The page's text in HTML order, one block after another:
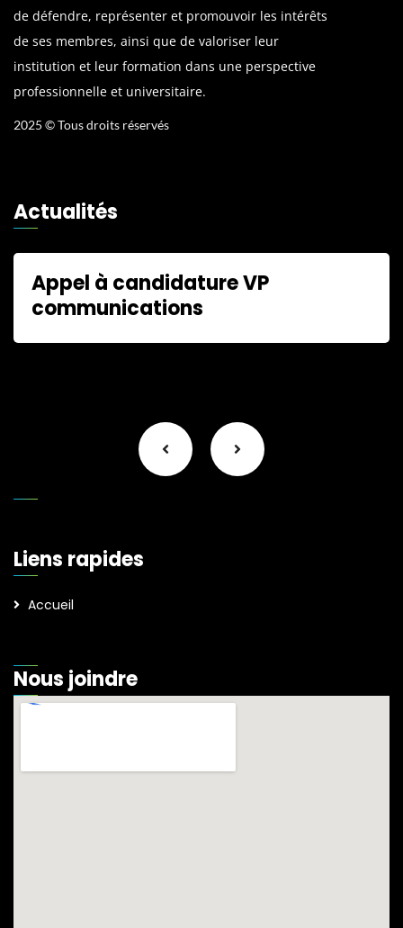
de défendre, représenter et promouvoir les intérêts
de ses membres, ainsi que de valoriser leur
institution et leur formation dans une perspective
professionnelle et universitaire.
2025 © Tous droits réservés
Actualités
Appel à candidature VP
communications
Liens rapides
Accueil
Nous joindre